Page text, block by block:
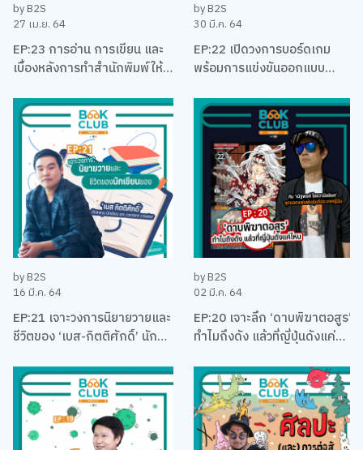
by B2S
27 เม.ย. 64
EP:23 การอ่าน การเขียน และ
เบื้องหลังการทำสำนักพิมพ์ให้
แนะนำ กับหมอเอ้ว ชัชพล
by B2S
30 มี.ค. 64
EP:22 เปิดวงการบอร์ดเกม
พร้อมการแข่งขันออกแบบ
ประเทศไทยกับ เบน – ปรีชา กัง
พิทักษ์กุล
by B2S
16 มี.ค. 64
EP:21 เจาะวงการนิยายวายและ
ชีวิตของ ‘เบส-กิตติศักดิ์’ นัก
บริหาร
by B2S
02 มี.ค. 64
EP:20 เจาะลึก ‘ดาบพิฆาตอสูร’
ทำไมถึงดัง แล้วที่ญี่ปุ่นดังแค่
คุง-ณัฐพงศ์ ไชยวานิชย์ผล